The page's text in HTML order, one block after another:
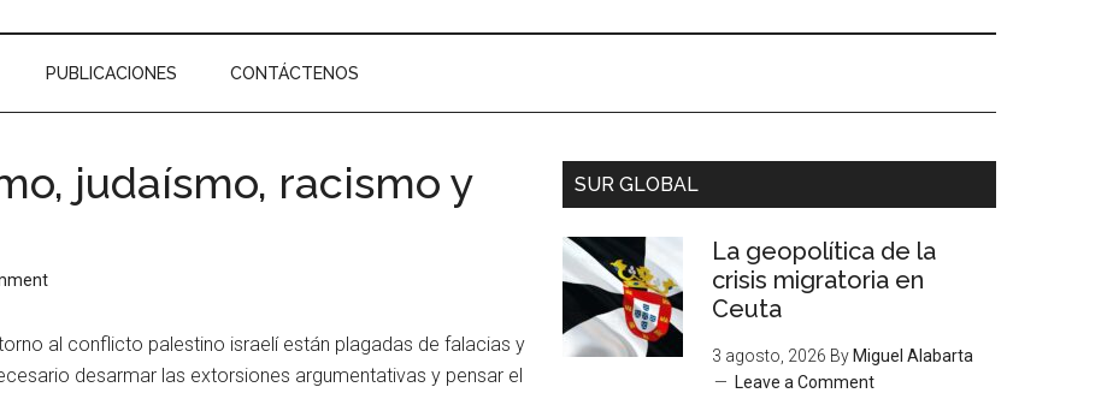
PUBLICACIONES CONTÁCTENOS
judaísmo, racismo y
al conflicto palestino israelí están plagadas de falacias y
desarmar las extorsiones argumentativas y pensar el
SUR GLOBAL
La geopolítica de la
crisis migratoria en
Ceuta
3 agosto, 2026 By Miguel Alabarta
Leave a Comment